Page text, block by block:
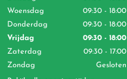
Woensdag
09:30 - 18:00
Donderdag
09:30 - 18:00
Vrijdag
09:30 - 18:00
Zaterdag
09:30 - 17:00
Zondag
Gesloten